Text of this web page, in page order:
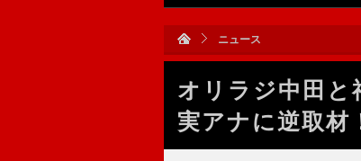
ニュース
オリラジ中田
実アナに逆取材